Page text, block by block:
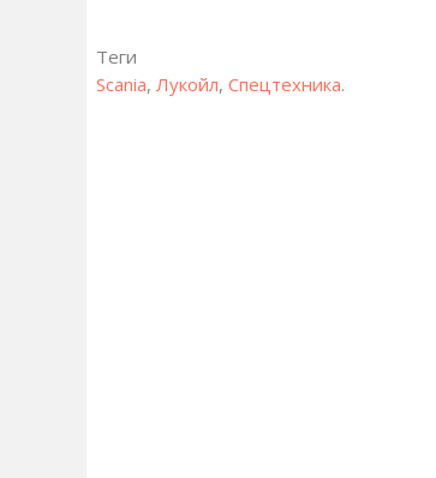
Теги
Scania, Лукойл, Спецтехника.